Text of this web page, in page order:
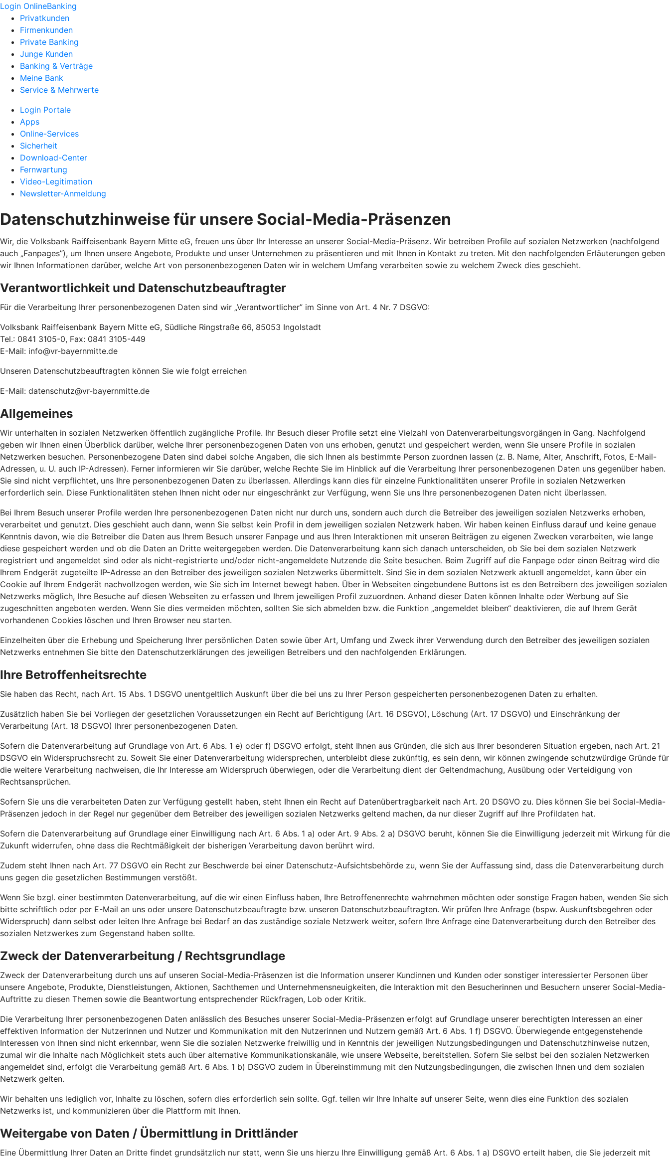
Login OnlineBanking
Privatkunden
Firmenkunden
Private Banking
Junge Kunden
Banking & Verträge
Meine Bank
Service & Mehrwerte
Login Portale
Apps
Online-Services
Sicherheit
Download-Center
Fernwartung
Video-Legitimation
Newsletter-Anmeldung
Datenschutzhinweise für unsere Social-Media-Präsenzen
Wir, die Volksbank Raiffeisenbank Bayern Mitte eG, freuen uns über Ihr Interesse an unserer Social-Media-Präsenz. Wir betreiben Profile auf sozialen Netzwerken (nachfolgend
auch „Fanpages”), um Ihnen unsere Angebote, Produkte und unser Unternehmen zu präsentieren und mit Ihnen in Kontakt zu treten. Mit den nachfolgenden Erläuterungen geben
wir Ihnen Informationen darüber, welche Art von personenbezogenen Daten wir in welchem Umfang verarbeiten sowie zu welchem Zweck dies geschieht.
Verantwortlichkeit und Datenschutzbeauftragter
Für die Verarbeitung Ihrer personenbezogenen Daten sind wir „Verantwortlicher” im Sinne von Art. 4 Nr. 7 DSGVO:
Volksbank Raiffeisenbank Bayern Mitte eG, Südliche Ringstraße 66, 85053 Ingolstadt
Tel.: 0841 3105-0, Fax: 0841 3105-449
E-Mail: info@vr-bayernmitte.de
Unseren Datenschutzbeauftragten können Sie wie folgt erreichen
E-Mail: datenschutz@vr-bayernmitte.de
Allgemeines
Wir unterhalten in sozialen Netzwerken öffentlich zugängliche Profile. Ihr Besuch dieser Profile setzt eine Vielzahl von Datenverarbeitungsvorgängen in Gang. Nachfolgend
geben wir Ihnen einen Überblick darüber, welche Ihrer personenbezogenen Daten von uns erhoben, genutzt und gespeichert werden, wenn Sie unsere Profile in sozialen
Netzwerken besuchen. Personenbezogene Daten sind dabei solche Angaben, die sich Ihnen als bestimmte Person zuordnen lassen (z. B. Name, Alter, Anschrift, Fotos, E-Mail-
Adressen, u. U. auch IP-Adressen). Ferner informieren wir Sie darüber, welche Rechte Sie im Hinblick auf die Verarbeitung Ihrer personenbezogenen Daten uns gegenüber haben.
Sie sind nicht verpflichtet, uns Ihre personenbezogenen Daten zu überlassen. Allerdings kann dies für einzelne Funktionalitäten unserer Profile in sozialen Netzwerken
erforderlich sein. Diese Funktionalitäten stehen Ihnen nicht oder nur eingeschränkt zur Verfügung, wenn Sie uns Ihre personenbezogenen Daten nicht überlassen.
Bei Ihrem Besuch unserer Profile werden Ihre personenbezogenen Daten nicht nur durch uns, sondern auch durch die Betreiber des jeweiligen sozialen Netzwerks erhoben,
verarbeitet und genutzt. Dies geschieht auch dann, wenn Sie selbst kein Profil in dem jeweiligen sozialen Netzwerk haben. Wir haben keinen Einfluss darauf und keine genaue
Kenntnis davon, wie die Betreiber die Daten aus Ihrem Besuch unserer Fanpage und aus Ihren Interaktionen mit unseren Beiträgen zu eigenen Zwecken verarbeiten, wie lange
diese gespeichert werden und ob die Daten an Dritte weitergegeben werden. Die Datenverarbeitung kann sich danach unterscheiden, ob Sie bei dem sozialen Netzwerk
registriert und angemeldet sind oder als nicht-registrierte und/oder nicht-angemeldete Nutzende die Seite besuchen. Beim Zugriff auf die Fanpage oder einen Beitrag wird die
Ihrem Endgerät zugeteilte IP-Adresse an den Betreiber des jeweiligen sozialen Netzwerks übermittelt. Sind Sie in dem sozialen Netzwerk aktuell angemeldet, kann über ein
Cookie auf Ihrem Endgerät nachvollzogen werden, wie Sie sich im Internet bewegt haben. Über in Webseiten eingebundene Buttons ist es den Betreibern des jeweiligen sozialen
Netzwerks möglich, Ihre Besuche auf diesen Webseiten zu erfassen und Ihrem jeweiligen Profil zuzuordnen. Anhand dieser Daten können Inhalte oder Werbung auf Sie
zugeschnitten angeboten werden. Wenn Sie dies vermeiden möchten, sollten Sie sich abmelden bzw. die Funktion „angemeldet bleiben“ deaktivieren, die auf Ihrem Gerät
vorhandenen Cookies löschen und Ihren Browser neu starten.
Einzelheiten über die Erhebung und Speicherung Ihrer persönlichen Daten sowie über Art, Umfang und Zweck ihrer Verwendung durch den Betreiber des jeweiligen sozialen
Netzwerks entnehmen Sie bitte den Datenschutzerklärungen des jeweiligen Betreibers und den nachfolgenden Erklärungen.
Ihre Betroffenheitsrechte
Sie haben das Recht, nach Art. 15 Abs. 1 DSGVO unentgeltlich Auskunft über die bei uns zu Ihrer Person gespeicherten personenbezogenen Daten zu erhalten.
Zusätzlich haben Sie bei Vorliegen der gesetzlichen Voraussetzungen ein Recht auf Berichtigung (Art. 16 DSGVO), Löschung (Art. 17 DSGVO) und Einschränkung der
Verarbeitung (Art. 18 DSGVO) Ihrer personenbezogenen Daten.
Sofern die Datenverarbeitung auf Grundlage von Art. 6 Abs. 1 e) oder f) DSGVO erfolgt, steht Ihnen aus Gründen, die sich aus Ihrer besonderen Situation ergeben, nach Art. 21
DSGVO ein Widerspruchsrecht zu. Soweit Sie einer Datenverarbeitung widersprechen, unterbleibt diese zukünftig, es sein denn, wir können zwingende schutzwürdige Gründe für
die weitere Verarbeitung nachweisen, die Ihr Interesse am Widerspruch überwiegen, oder die Verarbeitung dient der Geltendmachung, Ausübung oder Verteidigung von
Rechtsansprüchen.
Sofern Sie uns die verarbeiteten Daten zur Verfügung gestellt haben, steht Ihnen ein Recht auf Datenübertragbarkeit nach Art. 20 DSGVO zu. Dies können Sie bei Social-Media-
Präsenzen jedoch in der Regel nur gegenüber dem Betreiber des jeweiligen sozialen Netzwerks geltend machen, da nur dieser Zugriff auf Ihre Profildaten hat.
Sofern die Datenverarbeitung auf Grundlage einer Einwilligung nach Art. 6 Abs. 1 a) oder Art. 9 Abs. 2 a) DSGVO beruht, können Sie die Einwilligung jederzeit mit Wirkung für die
Zukunft widerrufen, ohne dass die Rechtmäßigkeit der bisherigen Verarbeitung davon berührt wird.
Zudem steht Ihnen nach Art. 77 DSGVO ein Recht zur Beschwerde bei einer Datenschutz-Aufsichtsbehörde zu, wenn Sie der Auffassung sind, dass die Datenverarbeitung durch
uns gegen die gesetzlichen Bestimmungen verstößt.
Wenn Sie bzgl. einer bestimmten Datenverarbeitung, auf die wir einen Einfluss haben, Ihre Betroffenenrechte wahrnehmen möchten oder sonstige Fragen haben, wenden Sie sich
bitte schriftlich oder per E-Mail an uns oder unsere Datenschutzbeauftragte bzw. unseren Datenschutzbeauftragten. Wir prüfen Ihre Anfrage (bspw. Auskunftsbegehren oder
Widerspruch) dann selbst oder leiten Ihre Anfrage bei Bedarf an das zuständige soziale Netzwerk weiter, sofern Ihre Anfrage eine Datenverarbeitung durch den Betreiber des
sozialen Netzwerkes zum Gegenstand haben sollte.
Zweck der Datenverarbeitung / Rechtsgrundlage
Zweck der Datenverarbeitung durch uns auf unseren Social-Media-Präsenzen ist die Information unserer Kundinnen und Kunden oder sonstiger interessierter Personen über
unsere Angebote, Produkte, Dienstleistungen, Aktionen, Sachthemen und Unternehmensneuigkeiten, die Interaktion mit den Besucherinnen und Besuchern unserer Social-Media-
Auftritte zu diesen Themen sowie die Beantwortung entsprechender Rückfragen, Lob oder Kritik.
Die Verarbeitung Ihrer personenbezogenen Daten anlässlich des Besuches unserer Social-Media-Präsenzen erfolgt auf Grundlage unserer berechtigten Interessen an einer
effektiven Information der Nutzerinnen und Nutzer und Kommunikation mit den Nutzerinnen und Nutzern gemäß Art. 6 Abs. 1 f) DSGVO. Überwiegende entgegenstehende
Interessen von Ihnen sind nicht erkennbar, wenn Sie die sozialen Netzwerke freiwillig und in Kenntnis der jeweiligen Nutzungsbedingungen und Datenschutzhinweise nutzen,
zumal wir die Inhalte nach Möglichkeit stets auch über alternative Kommunikationskanäle, wie unsere Webseite, bereitstellen. Sofern Sie selbst bei den sozialen Netzwerken
angemeldet sind, erfolgt die Verarbeitung gemäß Art. 6 Abs. 1 b) DSGVO zudem in Übereinstimmung mit den Nutzungsbedingungen, die zwischen Ihnen und dem sozialen
Netzwerk gelten.
Wir behalten uns lediglich vor, Inhalte zu löschen, sofern dies erforderlich sein sollte. Ggf. teilen wir Ihre Inhalte auf unserer Seite, wenn dies eine Funktion des sozialen
Netzwerks ist, und kommunizieren über die Plattform mit Ihnen.
Weitergabe von Daten / Übermittlung in Drittländer
Eine Übermittlung Ihrer Daten an Dritte findet grundsätzlich nur statt, wenn Sie uns hierzu Ihre Einwilligung gemäß Art. 6 Abs. 1 a) DSGVO erteilt haben, die Sie jederzeit mit